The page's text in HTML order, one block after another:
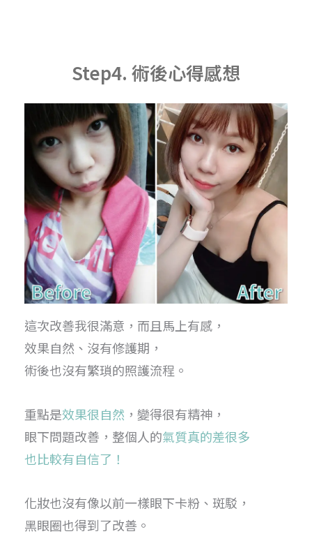
Step4. 術後心得感想
這次改善我很滿意，而且馬上有感，
效果自然、沒有修護期，
術後也沒有繁瑣的照護流程。
重點是效果很自然 ，變得很有精神，
眼下問題改善，整個人的氣質真的差很多
也比較有自信了！
化妝也沒有像以前一樣眼下卡粉、斑駁，
黑眼圈也得到了改善。